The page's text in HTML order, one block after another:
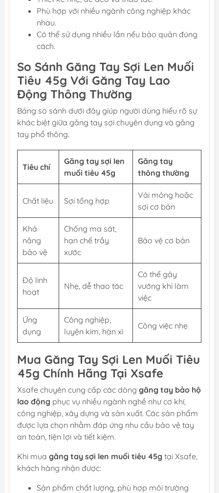
Phù hợp với nhiều ngành công nghiệp khác
nhau.
Có thể sử dụng nhiều lần nếu bảo quản đúng
cách.
So Sánh Găng Tay Sợi Len Muối
Tiêu 45g Với Găng Tay Lao
Động Thông Thường
Bảng so sánh dưới đây giúp người dùng hiểu rõ sự
khác biệt giữa găng tay sợi chuyên dụng và găng
tay phổ thông.
Tiêu chí
Găng tay sợi len
muối tiêu 45g
Găng tay
thông thường
Chất liệu Sợi tổng hợp
Vải mỏng hoặc
sợi cơ bản
Khả
năng
bảo vệ
Chống ma sát,
hạn chế trầy
xước
Bảo vệ cơ bản
Độ linh
hoạt
Nhẹ, dễ thao tác
Có thể gây
vướng khi làm
việc
Ứng
dụng
Công nghiệp,
luyện kim, hàn xì
Công việc nhẹ
Mua Găng Tay Sợi Len Muối Tiêu
45g Chính Hãng Tại Xsafe
Xsafe chuyên cung cấp các dòng găng tay bảo hộ
lao động phục vụ nhiều ngành nghề như cơ khí,
công nghiệp, xây dựng và sản xuất. Các sản phẩm
được lựa chọn nhằm đáp ứng nhu cầu bảo vệ tay
an toàn, tiện lợi và tiết kiệm.
Khi mua găng tay sợi len muối tiêu 45g tại Xsafe,
khách hàng nhận được:
Sản phẩm chất lượng, phù hợp môi trường